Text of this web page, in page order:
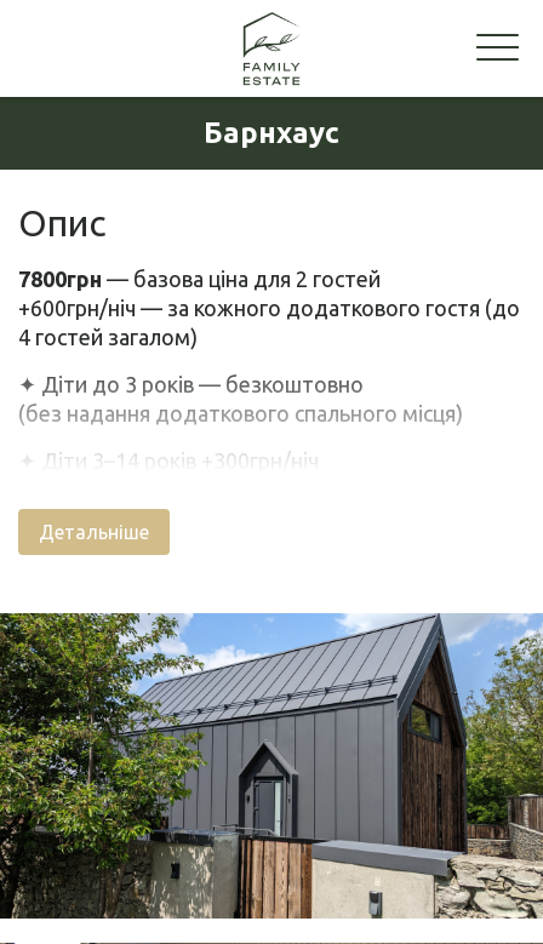
Барнхаус
Опис
7800грн — базова ціна для 2 гостей
+600грн/ніч — за кожного додаткового гостя (до
4 гостей загалом)
✦ Діти до 3 років — безкоштовно
(без надання додаткового спального місця)
✦ Діти 3–14 років +300грн/ніч
Барнхаус (котедж К-4) із другим світлом на
Панорамні вікна, простора тераса, зона кухні (без
плити), санвузол з душовою, садові меблі й
мангал. Два комфортні ліжка з ортопедичними
матрацами (160*200см).
· WiFi
· Смарт TV
· Кондиціонер
· «Тепла підлога»
· Фільтрація питної води через зворотній осмос
Детальніше